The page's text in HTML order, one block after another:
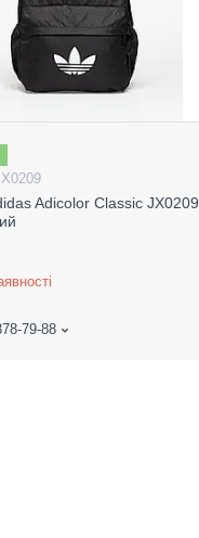
Adicolor Classic JX0209
79-88